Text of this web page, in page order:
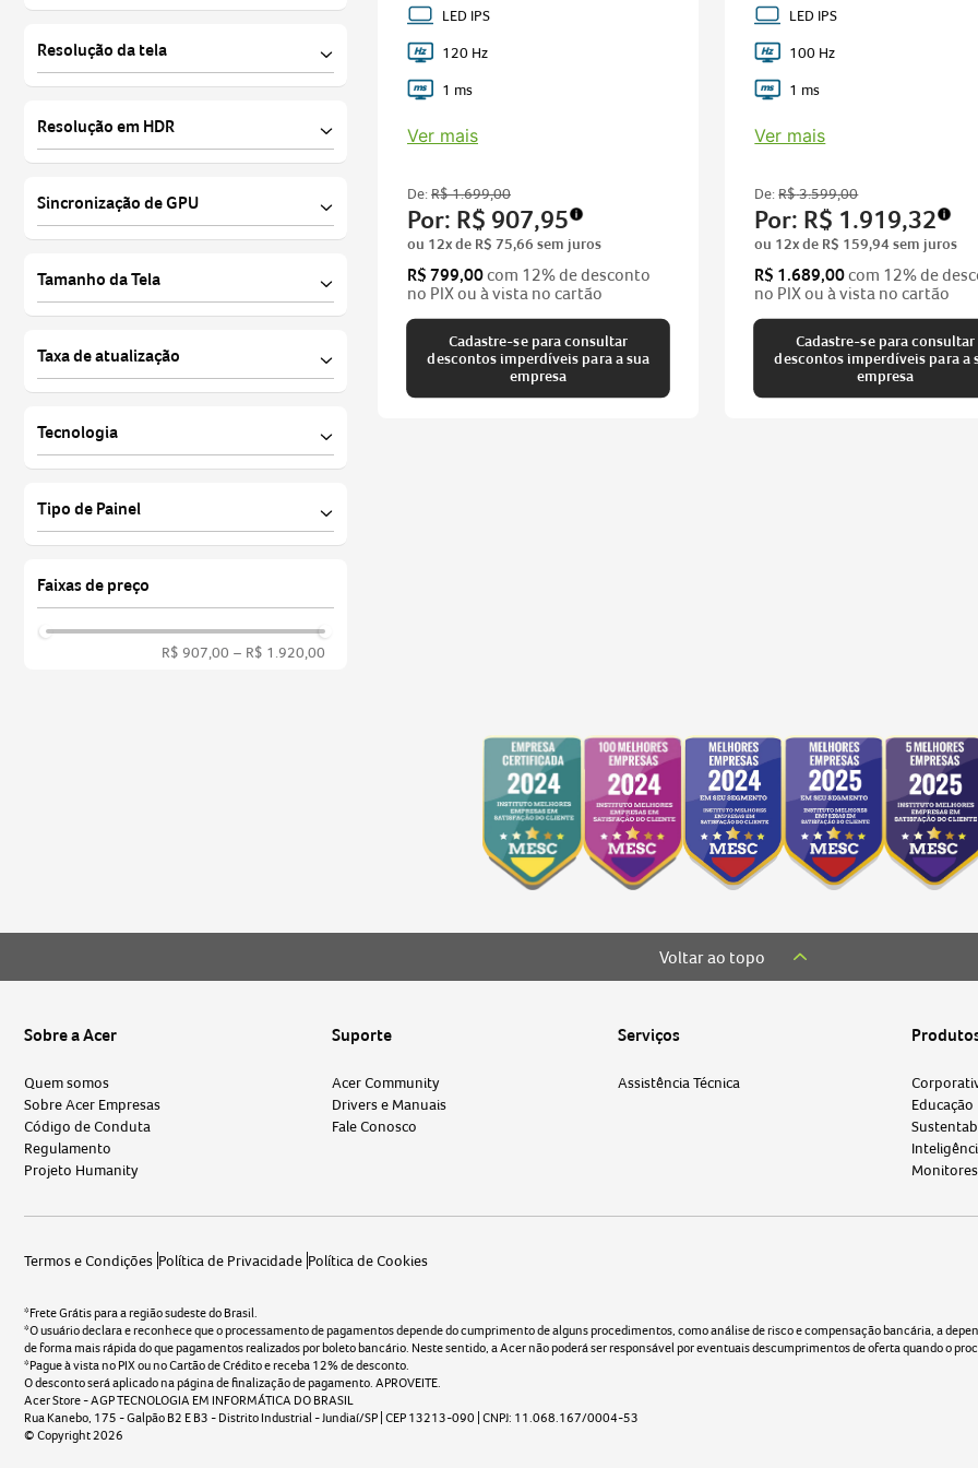
Rotação de Tela - Swivel
Tela Ultra Fina
Resolução da tela
Resolução em HDR
Sincronização de GPU
Tamanho da Tela
23.8 polegadas
Taxa de atualização
120 Hz
Tecnologia
Flicker-less
Low dimming
Tipo de Painel
Faixas de preço
R$ 907,00 – R$ 1.920,00
LED IPS
120 Hz
1 ms
Ver mais
De:R$1.699,00
Por: R$ 907,95
ou 12x de R$ 75,66 sem juros
R$ 799,00com 12% de desconto
no PIX ou à vista no cartão
Cadastre-se para consultar
descontos imperdíveis para a sua
empresa
LED IPS
100 Hz
1 ms
Ver mais
De:R$3.599,00
Por: R$ 1.919,32
ou 12x de R$ 159,94sem juros
R$ 1.689,00com 12% de
no PIX ou à vista no cartão
Cadastre-se para consultar
descontos imperdíveis para a sua
empresa
Voltar ao topo
Sobre a Acer
Quem somos
Sobre Acer Empresas
Código de Conduta
Regulamento
Projeto Humanity
Suporte
Acer Community
Drivers e Manuais
Fale Conosco
Serviços
Assistência Técnica
Educação
Termos e Condições Política de Privacidade Política de Cookies
*Frete Grátis para a região sudeste do Brasil.
*O usuário declara e reconhece que o processamento de pagamentos depende do cumprimento de alguns procedimentos, como análise de risco e compensação bancária, a
de forma mais rápida do que pagamentos realizados por boleto bancário. Neste sentido, a Acer não poderá ser responsável por eventuais descumprimentos de oferta quando o
*Pague à vista no PIX ou no Cartão de Crédito e receba 12% de desconto.
O desconto será aplicado na página de finalização de pagamento. APROVEITE.
Acer Store - AGP TECNOLOGIA EM INFORMÁTICA DO BRASIL
Rua Kanebo, 175 - Galpão B2 E B3 - Distrito Industrial - Jundiaí/SP | CEP 13213-090 | CNPJ: 11.068.167/0004-53
© Copyright2026